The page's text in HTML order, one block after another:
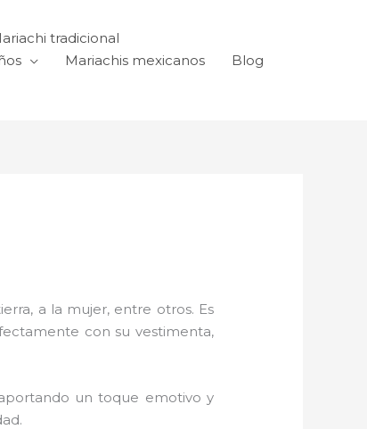
tradicional
Mariachis mexicanos
Blog
a la mujer, entre otros. Es
con su vestimenta,
un toque emotivo y